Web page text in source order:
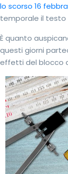
lo scorso 16
temporale il testo
È quanto
questi giorni
effetti del blocco